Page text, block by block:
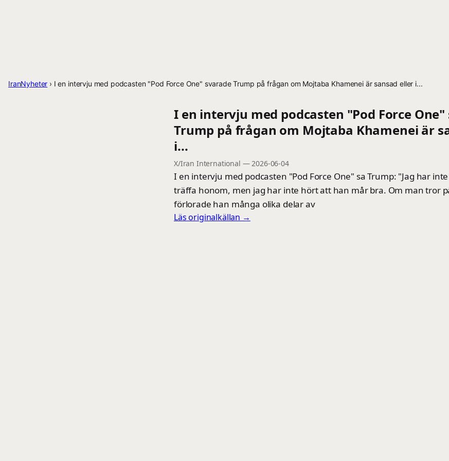
IranNyheter › I en intervju med podcasten "Pod Force One" svarade Trump på frågan om Mojtaba Khamenei är sansad eller i...
I en intervju med podcasten "Pod Force
Trump på frågan om Mojtaba Khamenei är
i...
X/Iran International —2026-06-04
I en intervju med podcasten "Pod Force One" sa Trump: "Jag har
träffa honom, men jag har inte hört att han mår bra. Om man tror
förlorade han många olika delar av
Läs originalkällan →